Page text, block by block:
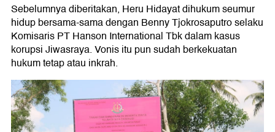
Sebelumnya diberitakan, Heru Hidayat dihukum seumur
hidup bersama-sama dengan Benny Tjokrosaputro selaku
Komisaris PT Hanson International Tbk dalam kasus
korupsi Jiwasraya. Vonis itu pun sudah berkekuatan
hukum tetap atau inkrah.